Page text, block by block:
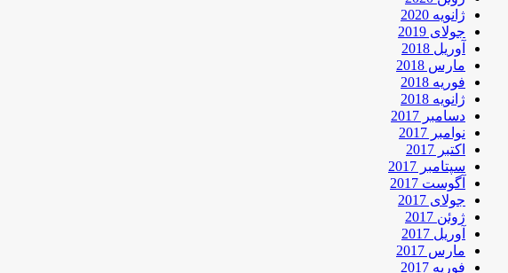
ژانویه 2020
جولای 2019
آوریل 2018
مارس 2018
فوریه 2018
ژانویه 2018
دسامبر 2017
نوامبر 2017
اکتبر 2017
سپتامبر 2017
آگوست 2017
جولای 2017
ژوئن 2017
آوریل 2017
مارس 2017
فوریه 2017